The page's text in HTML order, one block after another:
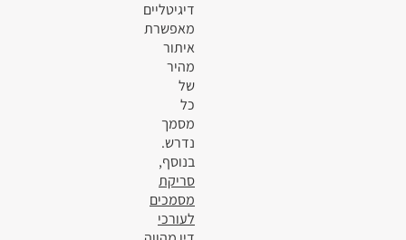
דיגיטליים
מאפשרת
איתור
מהיר
של
כל
מסמך
נדרש.
בנוסף,
סריקת
מסמכים
לעורכי